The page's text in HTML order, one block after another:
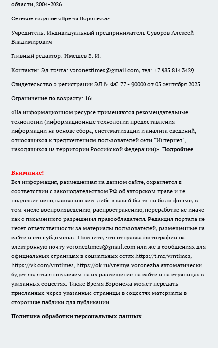
области, 2004-2026
Сетевое издание «Время Воронежа»
Учредитель: Индивидуальный предприниматель Суворов Алексей
Владимирович
Главный редактор: Имешев Э. И.
Контакты: Эл.почта: voroneztimes@gmail.com, тел: +7 985 814 3429
Свидетельство о регистрации ЭЛ № ФС 77 - 90000 от 05 сентября 2025
Ограничение по возрасту: 16+
«На информационном ресурсе применяются рекомендательные
технологии (информационные технологии предоставления
информации на основе сбора, систематизации и анализа сведений,
относящихся к предпочтениям пользователей сети "Интернет",
находящихся на территории Российской Федерации)». Подробнее
Внимание!
Вся информация, размещенная на данном сайте, охраняется в
соответствии с законодательством РФ об авторском праве и не
подлежит использованию кем-либо в какой бы то ни было форме, в
том числе воспроизведению, распространению, переработке не иначе
как с письменного разрешения правообладателя. Редакция портала не
несет ответственности за материалы пользователей, размещенные на
сайте и его субдоменах. Помните, что отправка фотографии на
электронную почту voroneztimes@gmail.com или же в сообщениях для
официальных страницах в социальных сетях https://t.me/vrntimes,
https://vk.com/vrntimes, https://ok.ru/vremya.voronezha автоматически
будет являться согласием на их размещение на сайте и на страницах в
указанных соцсетях. Также Время Воронежа может передать
присланные через указанные страницы в соцсетях материалы в
сторонние паблики для публикации.
Политика обработки персональных данных